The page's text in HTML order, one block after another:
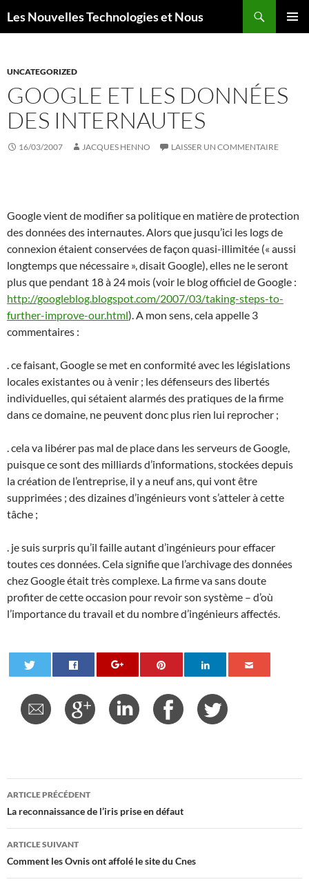
auLes Nouvelles Technologies et Nous
UNCATEGORIZED
GOOGLE ET LES DONNÉES
DES INTERNAUTES
16/03/2007 JACQUES HENNO LAISSER UN COMMENTAIRE
Google vient de modifier sa politique en matière de protection
des données des internautes. Alors que jusqu’ici les logs de
connexion étaient conservées de façon quasi-illimitée (« aussi
longtemps que nécessaire », disait Google), elles ne le seront
plus que pendant 18 à 24 mois (voir le blog officiel de Google :
http://googleblog.blogspot.com/2007/03/taking-steps-to-
further-improve-our.html). A mon sens, cela appelle 3
commentaires :
. ce faisant, Google se met en conformité avec les législations
locales existantes ou à venir ; les défenseurs des libertés
individuelles, qui sétaient alarmés des pratiques de la firme
dans ce domaine, ne peuvent donc plus rien lui reprocher ;
. cela va libérer pas mal de place dans les serveurs de Google,
puisque ce sont des milliards d’informations, stockées depuis
la création de l’entreprise, il y a neuf ans, qui vont être
supprimées ; des dizaines d’ingénieurs vont s’atteler à cette
tâche ;
. je suis surpris qu’il faille autant d’ingénieurs pour effacer
toutes ces données. Cela signifie que l’archivage des données
chez Google était très complexe. La firme va sans doute
profiter de cette occasion pour revoir son système – d’où
l’importance du travail et du nombre d’ingénieurs affectés.
Navigation
des
articles
ARTICLE PRÉCÉDENT
La reconnaissance de l’iris prise en défaut
ARTICLE SUIVANT
Comment les Ovnis ont affolé le site du Cnes